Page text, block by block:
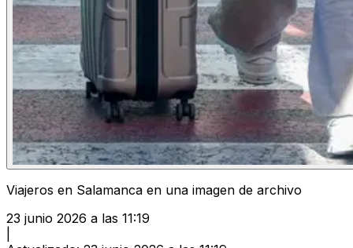
Viajeros en Salamanca en una imagen de archivo
23 junio 2026 a las 11:19